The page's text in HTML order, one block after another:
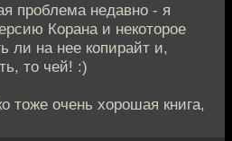
проблема недавно - я
Корана и некоторое
ли на нее копирайт и,
то чей! :)
тоже очень хорошая книга,